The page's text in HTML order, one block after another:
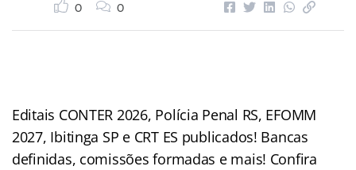
0 0
Editais CONTER 2026, Polícia Penal RS, EFOMM
2027, Ibitinga SP e CRT ES publicados! Bancas
definidas, comissões formadas e mais! Confira